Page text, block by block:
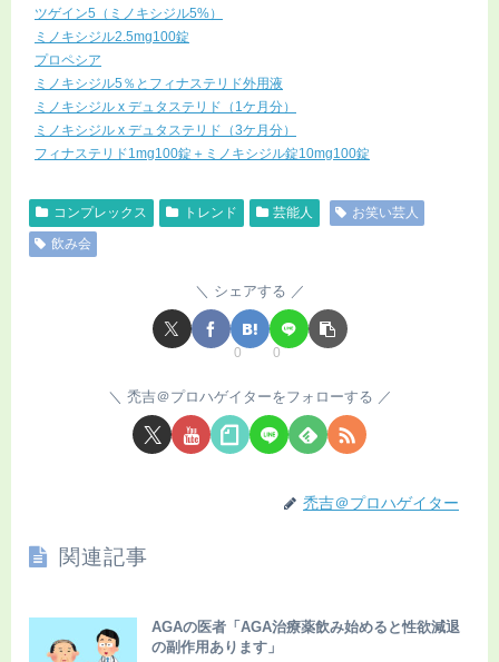
ツゲイン5（ミノキシジル5%）
ミノキシジル2.5mg100錠
プロペシア
ミノキシジル5％とフィナステリド外用液
ミノキシジル x デュタステリド（1ケ月分）
ミノキシジル x デュタステリド（3ケ月分）
フィナステリド1mg100錠＋ミノキシジル錠10mg100錠
コンプレックス トレンド 芸能人
お笑い芸人
飲み会
シェアする
0 0
禿吉＠プロハゲイターをフォローする
禿吉＠プロハゲイター
関連記事
AGAの医者「AGA治療薬飲み始めると性欲減退
の副作用あります」